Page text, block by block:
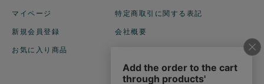
マイページ
新規会員登録
お気に入り商品
特定商取引に関する表記
会社概要